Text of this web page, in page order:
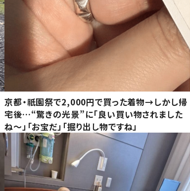
京都・祇園祭で2,000円で買った着物→しかし帰
宅後…“驚きの光景”に「良い買い物されました
ね～」「お宝だ」「掘り出し物ですね」